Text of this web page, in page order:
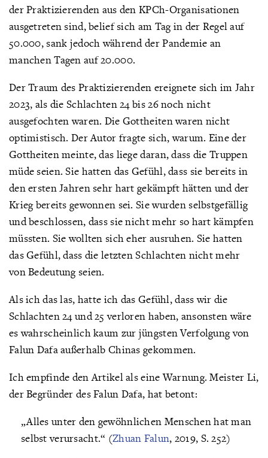
der Praktizierenden aus den KPCh-Organisationen
ausgetreten sind, belief sich am Tag in der Regel auf
50.000, sank jedoch während der Pandemie an
manchen Tagen auf 20.000.
Der Traum des Praktizierenden ereignete sich im Jahr
2023, als die Schlachten 24 bis 26 noch nicht
ausgefochten waren. Die Gottheiten waren nicht
optimistisch. Der Autor fragte sich, warum. Eine der
Gottheiten meinte, das liege daran, dass die Truppen
müde seien. Sie hatten das Gefühl, dass sie bereits in
den ersten Jahren sehr hart gekämpft hätten und der
Krieg bereits gewonnen sei. Sie wurden selbstgefällig
und beschlossen, dass sie nicht mehr so hart kämpfen
müssten. Sie wollten sich eher ausruhen. Sie hatten
das Gefühl, dass die letzten Schlachten nicht mehr
von Bedeutung seien.
Als ich das las, hatte ich das Gefühl, dass wir die
Schlachten 24 und 25 verloren haben, ansonsten wäre
es wahrscheinlich kaum zur jüngsten Verfolgung von
Falun Dafa außerhalb Chinas gekommen.
Ich empfinde den Artikel als eine Warnung. Meister Li,
der Begründer des Falun Dafa, hat betont:
„Alles unter den gewöhnlichen Menschen hat man
selbst verursacht.“ (Zhuan Falun, 2019, S. 252)